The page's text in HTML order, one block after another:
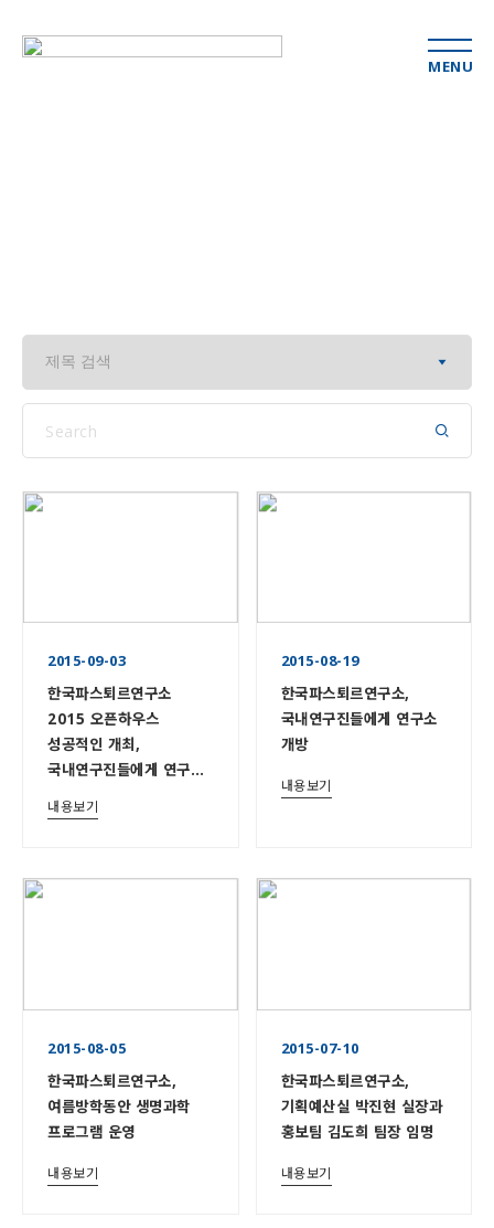
MENU
2015-09-03
한국파스퇴르연구소
2015 오픈하우스
성공적인 개최,
국내연구진들에게 연구소
개방
내용보기
2015-08-19
한국파스퇴르연구소,
국내연구진들에게 연구소
개방
내용보기
2015-08-05
한국파스퇴르연구소,
여름방학동안 생명과학
프로그램 운영
내용보기
2015-07-10
한국파스퇴르연구소,
기획예산실 박진현 실장과
홍보팀 김도희 팀장 임명
내용보기